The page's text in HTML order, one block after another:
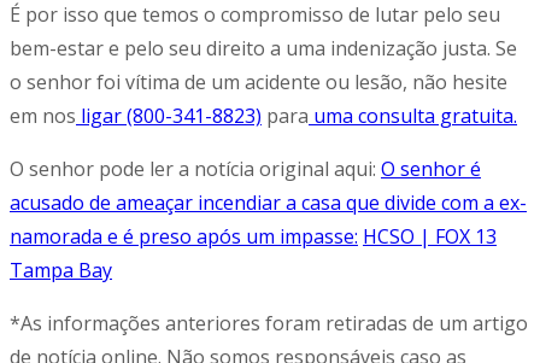
É por isso que temos o compromisso de lutar pelo seu
bem-estar e pelo seu direito a uma indenização justa. Se
o senhor foi vítima de um acidente ou lesão, não hesite
em nos ligar (800-341-8823) para uma consulta gratuita.
O senhor pode ler a notícia original aqui: O senhor é
acusado de ameaçar incendiar a casa que divide com a ex-
namorada e é preso após um impasse: HCSO | FOX 13
Tampa Bay
*As informações anteriores foram retiradas de um artigo
de notícia online. Não somos responsáveis caso as